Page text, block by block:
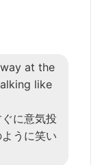
at the
like
に意気投
うに笑い